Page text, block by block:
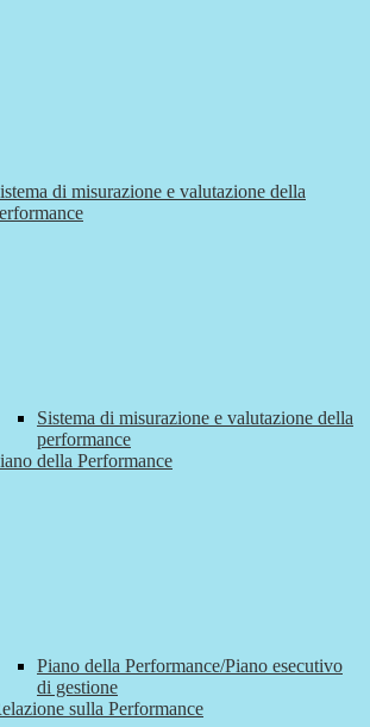
di misurazione e valutazione della
Sistema di misurazione e valutazione della
performance
della Performance
Piano della Performance/Piano esecutivo
di gestione
sulla Performance